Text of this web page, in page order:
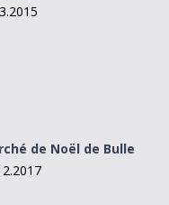
de Noël de Bulle